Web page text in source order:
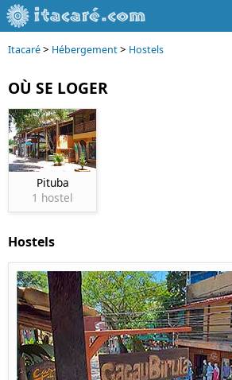
Itacaré> Hébergement> Hostels
OÙ SE LOGER
Pituba
1 hostel
Hostels